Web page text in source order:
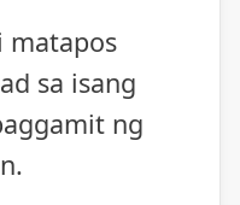
matapos
sa isang
ng